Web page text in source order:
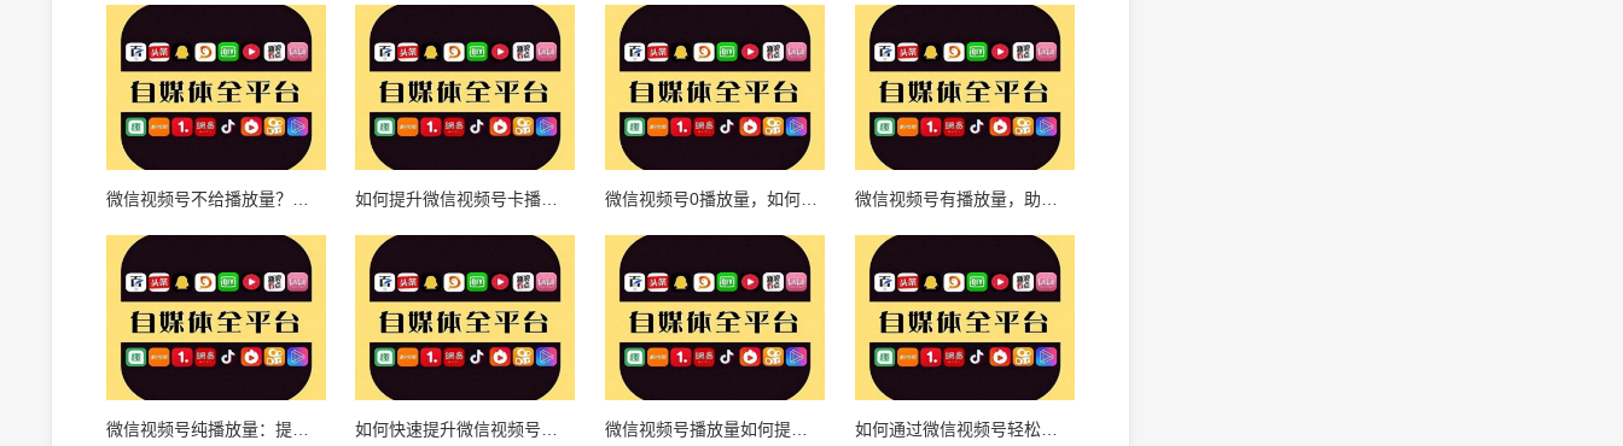
微信视频号纯播放量：提升品牌曝光与用户增长的秘诀 如何通过微信视频号轻松实现三百播放量，快速提升账号影响力